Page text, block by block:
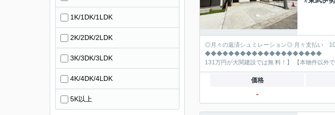
◎月々の返済シュミレーション◎ 月々支払い 103,663円 借り入れ額 3,790万円 変動金利35年 ボーナス払い無し
◆◆◆◆◆◆◆◆◆◆◆◆◆◆◆◆◆◆◆◆ マイホーム購入にかかる費用を削減!! 大関建設で賢くお得にマイホーム購入♪ 【仲 介 手 数 料
価格
-
1K/1DK/1LDK
2K/2DK/2LDK
3K/3DK/3LDK
4K/4DK/4LDK
5K以上